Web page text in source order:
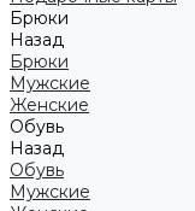
Брюки
Назад
Брюки
Мужские
Женские
Обувь
Назад
Обувь
Мужские